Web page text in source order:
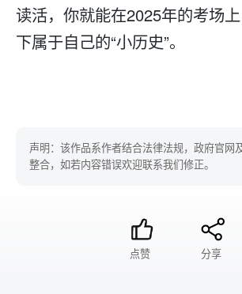
读活，你就能在2025年的考场
下属于自己的“小历史”。
声明：该作品系作者结合法律法规，政府官网
整合，如若内容错误欢迎联系我们修正。
点赞 分享